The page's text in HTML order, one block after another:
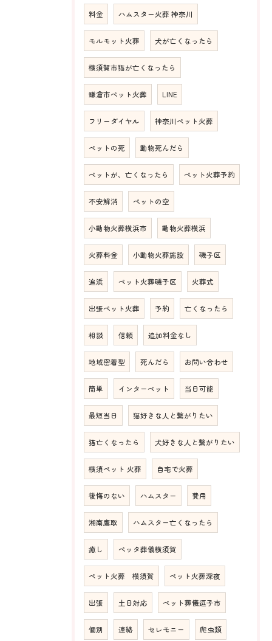
料金 ハムスター火葬 神奈川
モルモット火葬 犬が亡くなったら
横須賀市猫が亡くなったら
鎌倉市ペット火葬 LINE
フリーダイヤル 神奈川ペット火葬
ペットの死 動物死んだら
ペットが、亡くなったら ペット火葬予約
不安解消 ペットの空
小動物火葬横浜市 動物火葬横浜
火葬料金 小動物火葬施設 磯子区
追浜 ペット火葬磯子区 火葬式
出張ペット火葬 予約 亡くなったら
相談 信頼 追加料金なし
地域密着型 死んだら お問い合わせ
簡単 インターペット 当日可能
最短当日 猫好きな人と繋がりたい
猫亡くなったら 犬好きな人と繋がりたい
横須ペット 火葬 自宅で火葬
後悔のない ハムスター 費用
湘南鷹取 ハムスター亡くなったら
癒し ペッタ葬儀横須賀
ペット火葬 横須賀 ペット火葬深夜
出張 土日対応 ペット葬儀逗子市
個別 連絡 セレモニー 爬虫類